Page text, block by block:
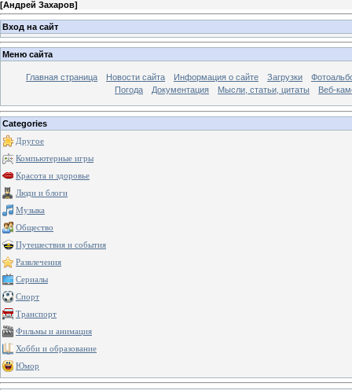
[Андрей Захаров]
Вход на сайт
Меню сайта
Главная страница Новости сайта Информация о сайте Загрузки
Погода
Документация Мысли, статьи, цитаты Веб-
Categories
Другое
Компьютерные игры
Красота и здоровье
Люди и блоги
Музыка
Общество
Путешествия и события
Развлечения
Сериалы
Спорт
Транспорт
Фильмы и анимация
Хобби и образование
Юмор